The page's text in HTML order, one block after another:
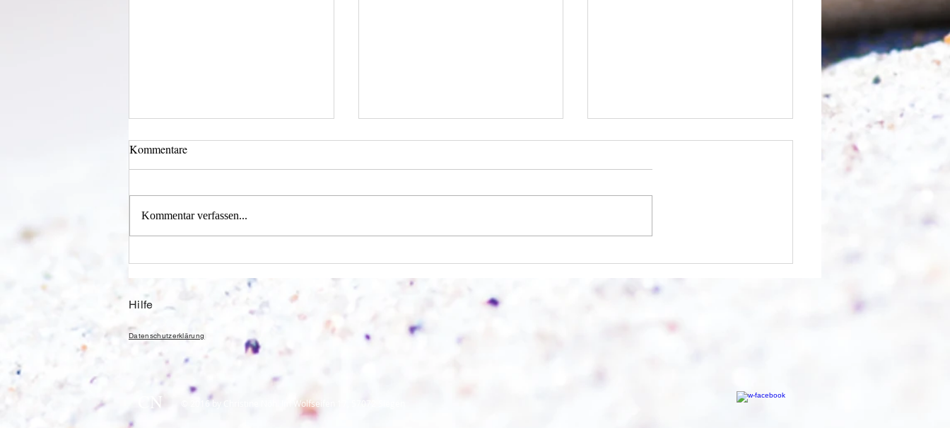
Kommentare
Kommentar verfassen...
CN © 2016 by Christine Nöh. Im Wolfseifen 17, 57072 Siegen
Hilfe
Datenschutzerklärung